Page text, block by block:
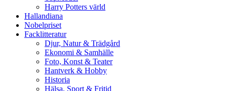
Harry Potters värld
Hallandiana
Nobelpriset
Facklitteratur
Djur, Natur & Trädgård
Ekonomi & Samhälle
Foto, Konst & Teater
Hantverk & Hobby
Historia
Hälsa, Sport & Fritid